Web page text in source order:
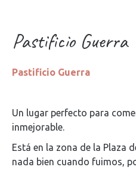
Pastificio Guerra
Pastificio Guerra
Un lugar perfecto para
inmejorable.
Está en la zona de la Plaza
nada bien cuando fuimos,